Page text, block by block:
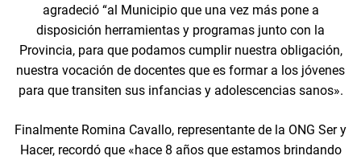
agradeció “al Municipio que una vez más pone a
disposición herramientas y programas junto con la
Provincia, para que podamos cumplir nuestra obligación,
nuestra vocación de docentes que es formar a los jóvenes
para que transiten sus infancias y adolescencias sanos».
Finalmente Romina Cavallo, representante de la ONG Ser y
Hacer, recordó que «hace 8 años que estamos brindando